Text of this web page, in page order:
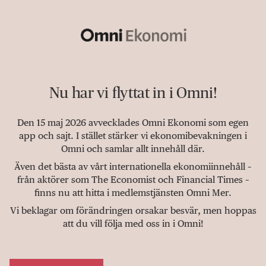
Nu har vi flyttat in i Omni!
Den 15 maj 2026 avvecklades Omni Ekonomi som egen
app och sajt. I stället stärker vi ekonomibevakningen i
Omni och samlar allt innehåll där.
Även det bästa av vårt internationella ekonomiinnehåll –
från aktörer som The Economist och Financial Times –
finns nu att hitta i medlemstjänsten Omni Mer.
Vi beklagar om förändringen orsakar besvär, men hoppas
att du vill följa med oss in i Omni!